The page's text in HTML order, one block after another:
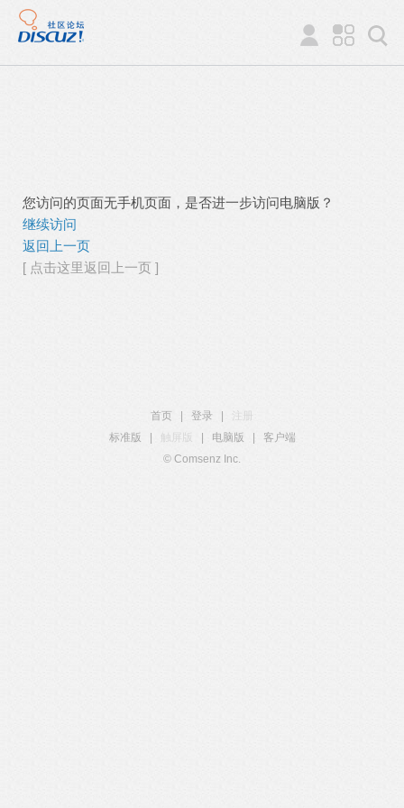
您访问的页面无手机页面，是否进一步访问电脑版？
继续访问
返回上一页
[ 点击这里返回上一页 ]
首页 登录
注册
标准版
触屏版 电脑版
客户端
© Comsenz Inc.